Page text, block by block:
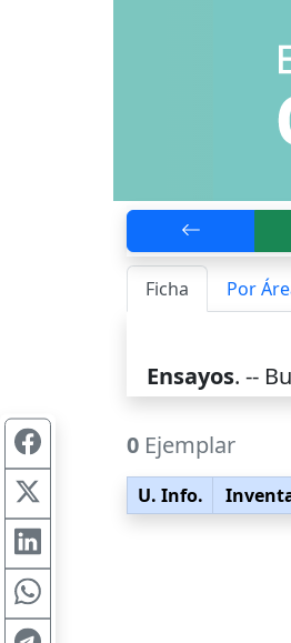
Ficha Por
Ensayos. --
0 Ejemplar
U. Info.